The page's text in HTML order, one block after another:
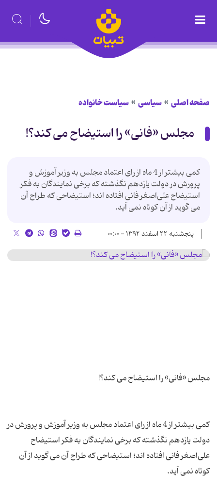
صفحه اصلی سیاسی سیاست خانواده
مجلس «فانی» را استیضاح می کند؟!
کمی بیشتر از 4 ماه از رای اعتماد مجلس به وزیر آموزش و
پرورش در دولت یازدهم نگذشته که برخی نمایندگان به فکر
استیضاح علی‌اصغر فانی افتاده اند؛ استیضاحی که طراح آن
می گوید از آن کوتاه نمی آید.
پنجشنبه ۲۲ اسفند ۱۳۹۲ - ۰۰:۰۰
کمی بیشتر از 4 ماه از رای اعتماد مجلس به وزیر آموزش و پرورش در
دولت یازدهم نگذشته که برخی نمایندگان به فکر استیضاح
علی‌اصغر فانی افتاده اند؛ استیضاحی که طراح آن می گوید از آن